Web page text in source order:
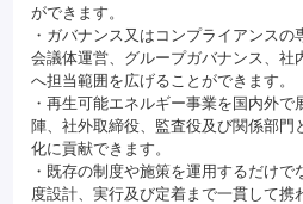
ができます。
・ガバナンス又はコンプライアンス
会議体運営、グループガバナンス、社
へ担当範囲を広げることができます。
・再生可能エネルギー事業を国内外
陣、社外取締役、監査役及び関係部門
化に貢献できます。
・既存の制度や施策を運用するだけで
度設計、実行及び定着まで一貫して携